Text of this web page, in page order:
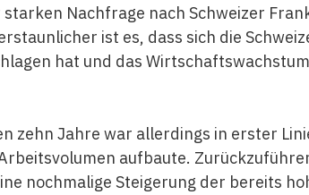
starken Nachfrage nach Schweizer
ist es, dass sich die
hat und das
zehn Jahre war allerdings in erster
aufbaute.
nochmalige Steigerung der bereits